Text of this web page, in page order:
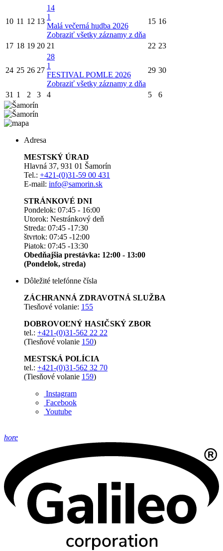
10 11 12 13
14
1
Malá večerná hudba 2026
Zobraziť všetky záznamy z dňa
15 16
17 18 19 20 21 22 23
24 25 26 27
28
1
FESTIVAL POMLE 2026
Zobraziť všetky záznamy z dňa
29 30
31 1 2 3 4 5 6
Adresa
MESTSKÝ ÚRAD
Hlavná 37, 931 01 Šamorín
Tel.: +421-(0)31-59 00 431
E-mail: info@samorin.sk
STRÁNKOVÉ DNI
Pondelok: 07:45 - 16:00
Utorok: Nestránkový deň
Streda: 07:45 -17:30
štvrtok: 07:45 -12:00
Piatok: 07:45 -13:30
Obedňajšia prestávka: 12:00 - 13:00
(Pondelok, streda)
Dôležité telefónne čísla
ZÁCHRANNÁ ZDRAVOTNÁ SLUŽBA
Tiesňové volanie: 155
DOBROVOĽNÝ HASIČSKÝ ZBOR
tel.: +421-(0)31-562 22 22
(Tiesňové volanie 150)
MESTSKÁ POLÍCIA
tel.: +421-(0)31-562 32 70
(Tiesňové volanie 159)
Instagram
Facebook
Youtube
hore